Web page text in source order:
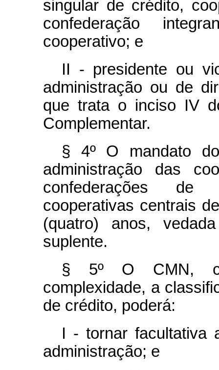
singular de crédito,
confederação
cooperativo; e
II - presidente ou
administração ou de
que trata o inciso IV
Complementar.
§ 4º O mandato
administração das
confederações de
cooperativas centrais
(quatro) anos,
suplente.
§ 5º O CMN,
complexidade, a
de crédito, poderá:
I - tornar facultativa
administração; e